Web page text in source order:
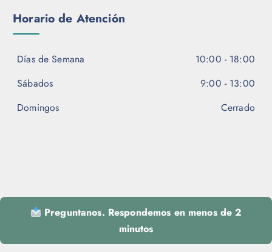
Horario de Atención
Días de Semana
10:00 - 18:00
Sábados
9:00 - 13:00
Domingos
Cerrado
Preguntanos. Respondemos en menos de 2
minutos